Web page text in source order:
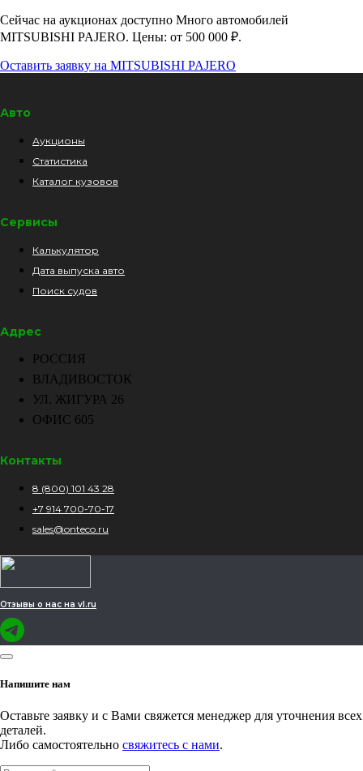
Сейчас на аукционах доступно Много автомобилей
MITSUBISHI PAJERO. Цены: от 500 000 ₽.
Оставить заявку на MITSUBISHI PAJERO
Авто
Аукционы
Статистика
Каталог кузовов
Сервисы
Калькулятор
Дата выпуска авто
Поиск судов
Адрес
РОССИЯ
ВЛАДИВОСТОК
УЛ. ЖИГУРА 26
ОФИС 605
Контакты
8 (800) 101 43 28
+7 914 700-70-17
sales@onteco.ru
Отзывы о нас на vl.ru
Напишите нам
Оставьте заявку и с Вами свяжется менеджер для уточнения всех
деталей.
Либо самостоятельно свяжитесь с нами.